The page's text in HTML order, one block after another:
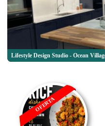
Lifestyle Design Studio - Ocean
OFERTA